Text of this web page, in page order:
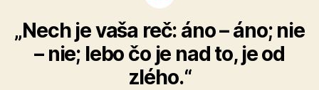
„Nech je vaša reč: áno – áno; nie
– nie; lebo čo je nad to, je od
zlého.“